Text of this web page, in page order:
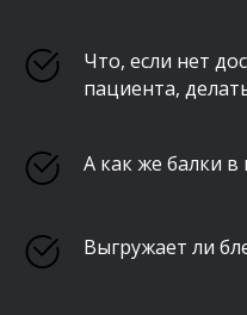
Что, если нет
пациента,
А как же балки
Выгружает ли